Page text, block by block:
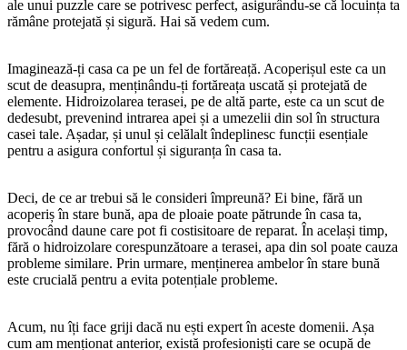
ale unui puzzle care se potrivesc perfect, asigurându-se că locuința ta
rămâne protejată și sigură. Hai să vedem cum.
Imaginează-ți casa ca pe un fel de fortăreață. Acoperișul este ca un
scut de deasupra, menținându-ți fortăreața uscată și protejată de
elemente. Hidroizolarea terasei, pe de altă parte, este ca un scut de
dedesubt, prevenind intrarea apei și a umezelii din sol în structura
casei tale. Așadar, și unul și celălalt îndeplinesc funcții esențiale
pentru a asigura confortul și siguranța în casa ta.
Deci, de ce ar trebui să le consideri împreună? Ei bine, fără un
acoperiș în stare bună, apa de ploaie poate pătrunde în casa ta,
provocând daune care pot fi costisitoare de reparat. În același timp,
fără o hidroizolare corespunzătoare a terasei, apa din sol poate cauza
probleme similare. Prin urmare, menținerea ambelor în stare bună
este crucială pentru a evita potențiale probleme.
Acum, nu îți face griji dacă nu ești expert în aceste domenii. Așa
cum am menționat anterior, există profesioniști care se ocupă de